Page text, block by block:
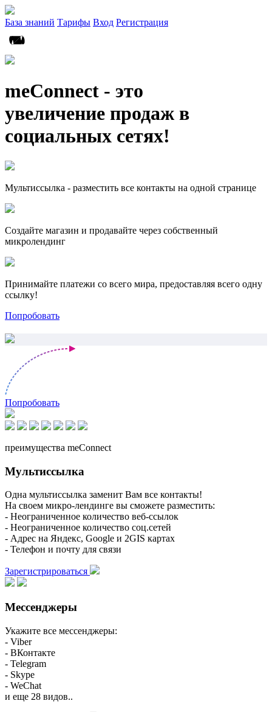
База знаний Тарифы Вход Регистрация
meConnect - это
увеличение продаж в
социальных сетях!
Мультиссылка - разместить все контакты на одной странице
Создайте магазин и продавайте через собственный
микролендинг
Принимайте платежи со всего мира, предоставляя всего одну
ссылку!
Попробовать
Попробовать
преимущества meConnect
Мультиссылка
Одна мультиссылка заменит Вам все контакты!
На своем микро-лендинге вы сможете разместить:
- Неограниченное количество веб-ссылок
- Неограниченное количество соц.сетей
- Адрес на Яндекс, Google и 2GIS картах
- Телефон и почту для связи
Зарегистрироваться
Мессенджеры
Укажите все мессенджеры:
- Viber
- ВКонтакте
- Telegram
- Skype
- WeChat
и еще 28 видов..